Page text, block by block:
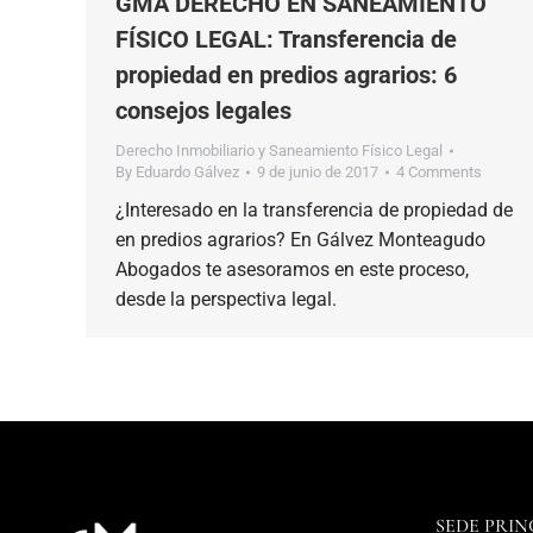
FÍSICO LEGAL: Transferencia de
propiedad en predios agrarios: 6
consejos legales
Derecho Inmobiliario y Saneamiento Físico Legal
By Eduardo Gálvez 9 de junio de 2017 4 Comments
¿Interesado en la transferencia de propiedad de
en predios agrarios? En Gálvez Monteagudo
Abogados te asesoramos en este proceso,
desde la perspectiva legal.
SEDE